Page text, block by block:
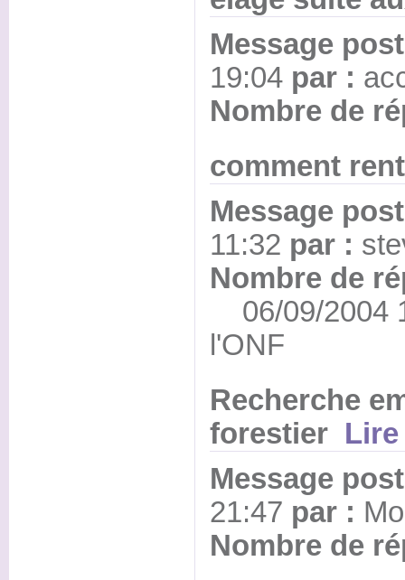
Message
19:04 par :
Nombre de
comment
Message
11:32 par :
Nombre de
06/09/2004
l'ONF
Recherche
forestier
Message
21:47 par :
Nombre de